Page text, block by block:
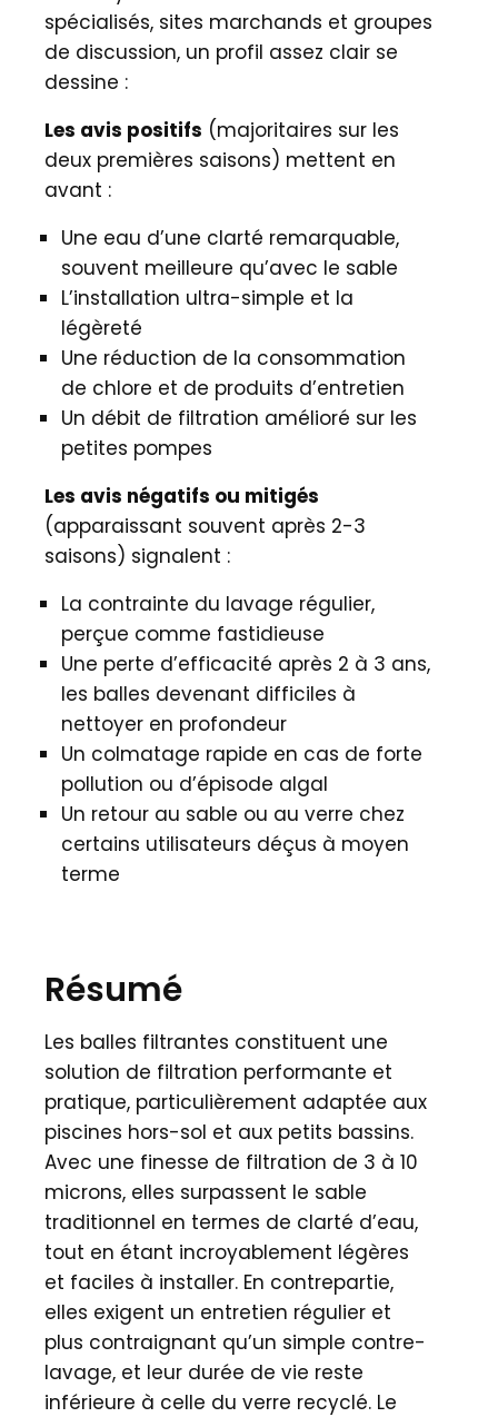
spécialisés, sites marchands et groupes
de discussion, un profil assez clair se
dessine :
Les avis positifs (majoritaires sur les
deux premières saisons) mettent en
avant :
Une eau d’une clarté remarquable,
souvent meilleure qu’avec le sable
L’installation ultra-simple et la
légèreté
Une réduction de la consommation
de chlore et de produits d’entretien
Un débit de filtration amélioré sur les
petites pompes
Les avis négatifs ou mitigés
(apparaissant souvent après 2-3
saisons) signalent :
La contrainte du lavage régulier,
perçue comme fastidieuse
Une perte d’efficacité après 2 à 3 ans,
les balles devenant difficiles à
nettoyer en profondeur
Un colmatage rapide en cas de forte
pollution ou d’épisode algal
Un retour au sable ou au verre chez
certains utilisateurs déçus à moyen
terme
Résumé
Les balles filtrantes constituent une
solution de filtration performante et
pratique, particulièrement adaptée aux
piscines hors-sol et aux petits bassins.
Avec une finesse de filtration de 3 à 10
microns, elles surpassent le sable
traditionnel en termes de clarté d’eau,
tout en étant incroyablement légères
et faciles à installer. En contrepartie,
elles exigent un entretien régulier et
plus contraignant qu’un simple contre-
lavage, et leur durée de vie reste
inférieure à celle du verre recyclé. Le